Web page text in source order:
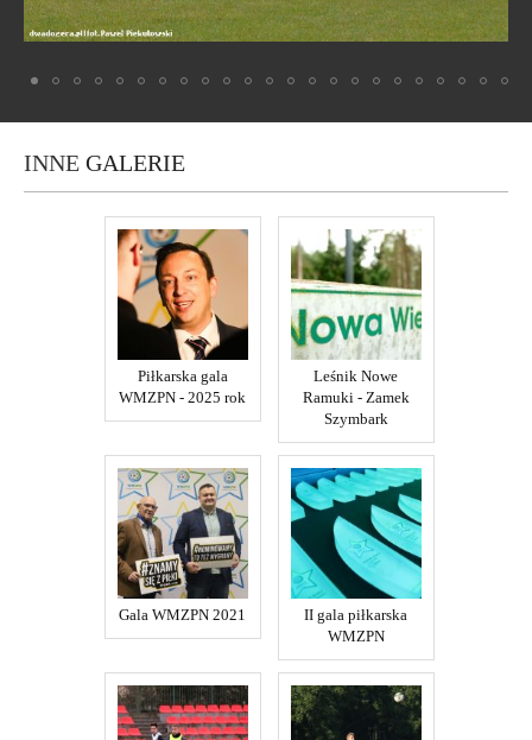
INNE GALERIE
Piłkarska gala
WMZPN - 2025 rok
Leśnik Nowe
Ramuki - Zamek
Szymbark
Gala WMZPN 2021
II gala piłkarska
WMZPN